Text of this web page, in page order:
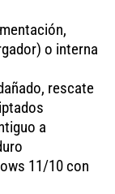
o interna
rescate
a
11/10 con